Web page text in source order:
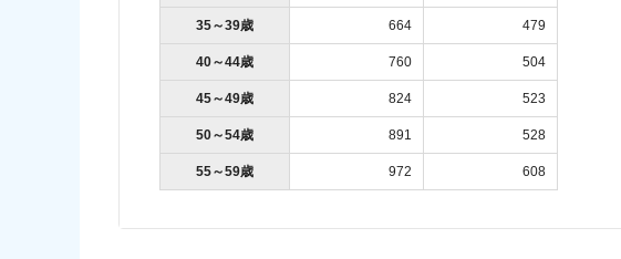
35～39歳 664 479
40～44歳 760 504
45～49歳 824 523
50～54歳 891 528
55～59歳 972 608